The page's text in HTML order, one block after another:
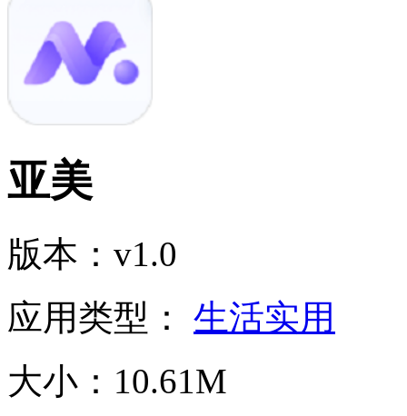
亚美
版本：v1.0
应用类型： 生活实用
大小：10.61M